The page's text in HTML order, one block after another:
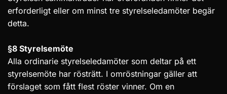
erforderligt eller om minst tre styrelseledamöter begär
detta.
§8 Styrelsemöte
Alla ordinarie styrelseledamöter som deltar på ett
styrelsemöte har rösträtt. I omröstningar gäller att
förslaget som fått flest röster vinner. Om en